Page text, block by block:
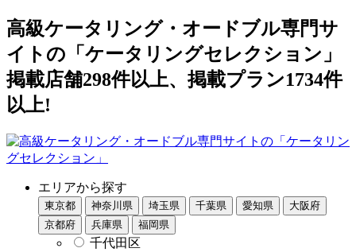
高級ケータリング・オードブル専門サ
イトの「ケータリングセレクション」
掲載店舗298件以上、掲載プラン1734件
以上!
エリアから探す
東京都 神奈川県 埼玉県 千葉県 愛知県
大阪府
京都府
兵庫県 福岡県
千代田区